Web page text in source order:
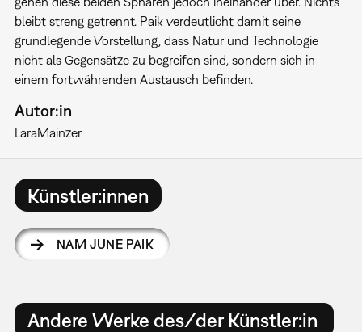
bleibt streng getrennt. Paik verdeutlicht damit seine
grundlegende Vorstellung, dass Natur und Technologie
nicht als Gegensätze zu begreifen sind, sondern sich in
einem fortwährenden Austausch befinden.
Autor:in
LaraMainzer
Künstler:innen
NAM JUNE PAIK
Andere Werke des/der Künstler:in